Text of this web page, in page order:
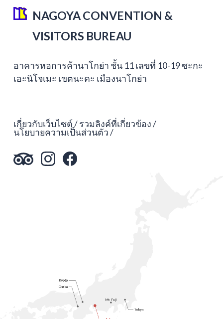
NAGOYA CONVENTION &
VISITORS BUREAU
อาคารหอการค้านาโกย่า ชั้น 11 เลขที่ 10-19 ซะกะ
เอะนิโจเมะ เขตนะคะ เมืองนาโกย่า
เกี่ยวกับเว็บไซต์ รวมลิงค์ที่เกี่ยวข้อง
นโยบายความเป็นส่วนตัว